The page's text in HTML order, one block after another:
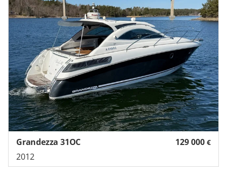
129 000 €
Grandezza 31OC
2012